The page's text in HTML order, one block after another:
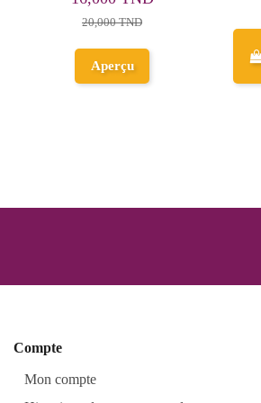
Ajouter au
panier
Compte
Mon compte